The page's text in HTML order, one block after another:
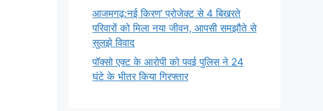
आजमगढ़:नई किरण’ प्रोजेक्ट से 4 बिखरते
परिवारों को मिला नया जीवन, आपसी समझौते से
सुलझे विवाद
पॉक्सो एक्ट के आरोपी को पवई पुलिस ने 24
घंटे के भीतर किया गिरफ्तार